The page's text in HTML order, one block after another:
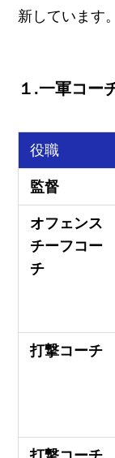
新しています。
１.一軍コー
役職
監督
オフェンス
チーフコー
チ
打撃コーチ